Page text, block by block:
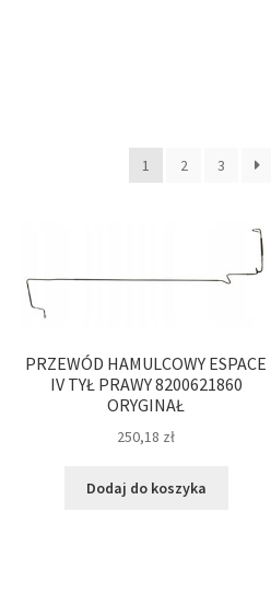
1 2 3
PRZEWÓD HAMULCOWY ESPACE
IV TYŁ PRAWY 8200621860
ORYGINAŁ
250,18 zł
Dodaj do koszyka